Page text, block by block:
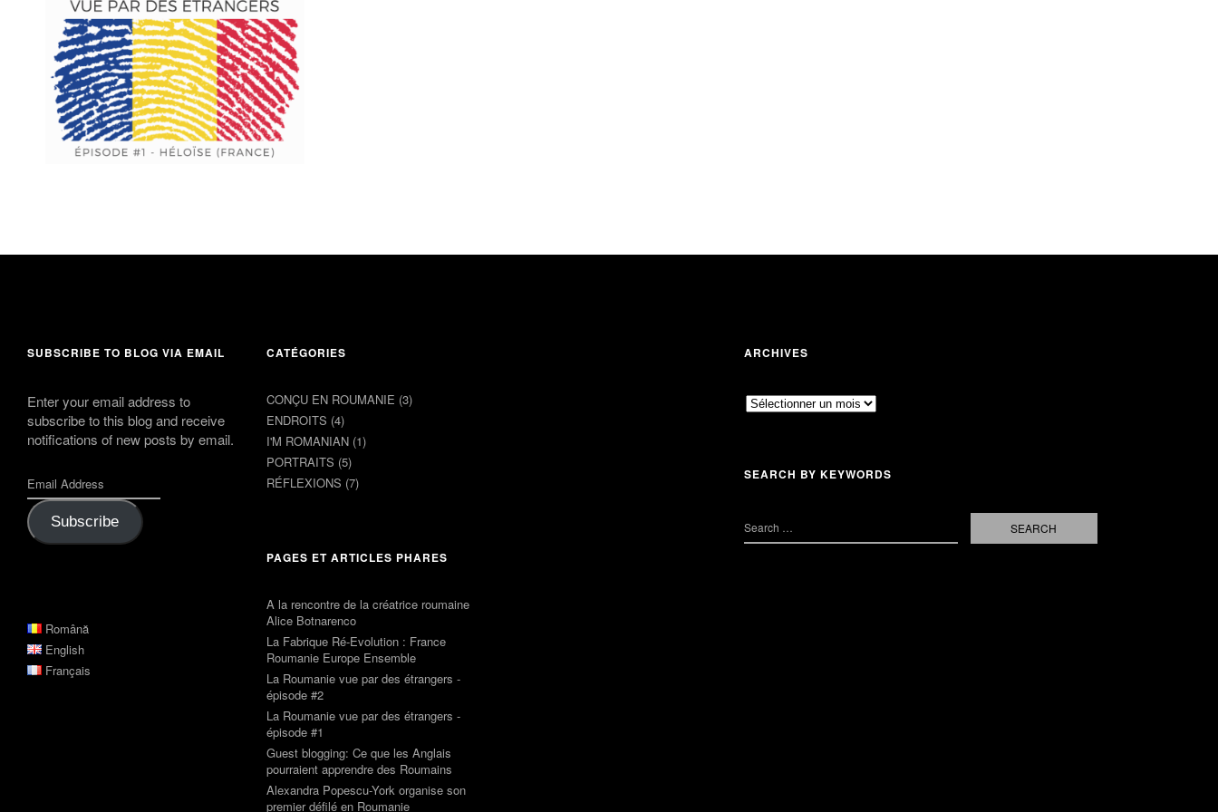
25 juin 2018 comments 3
SUBSCRIBE TO BLOG VIA EMAIL
Enter your email address to
subscribe to this blog and receive
notifications of new posts by email.
Subscribe
Română
English
Français
CATÉGORIES
CONÇU EN ROUMANIE (3)
ENDROITS (4)
I'M ROMANIAN(1)
PORTRAITS (5)
RÉFLEXIONS (7)
PAGES ET ARTICLES PHARES
A la rencontre de la créatrice roumaine
Alice Botnarenco
La Fabrique Ré-Evolution : France
Roumanie Europe Ensemble
La Roumanie vue par des étrangers -
épisode #2
La Roumanie vue par des étrangers -
épisode #1
Guest blogging: Ce que les Anglais
pourraient apprendre des Roumains
Alexandra Popescu-York organise son
premier défilé en Roumanie
ARCHIVES
Archives
SEARCH BY KEYWORDS